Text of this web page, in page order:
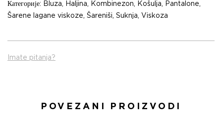
Категорије: Bluza, Haljina, Kombinezon, Košulja, Pantalone,
Šarene lagane viskoze, Šareniši, Suknja, Viskoza
Imate pitanja?
POVEZANI PROIZVODI